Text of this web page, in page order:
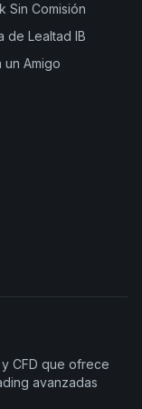
Sin Comisión
de Lealtad IB
un Amigo
CFD que ofrece
avanzadas